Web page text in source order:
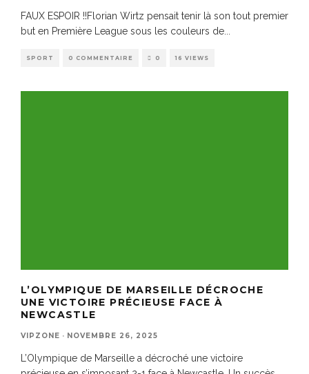
FAUX ESPOIR !!Florian Wirtz pensait tenir là son tout premier
but en Première League sous les couleurs de...
SPORT 0 COMMENTAIRE 0 16 VIEWS
L’OLYMPIQUE DE MARSEILLE DÉCROCHE
UNE VICTOIRE PRÉCIEUSE FACE À
NEWCASTLE
VIPZONE · NOVEMBRE 26, 2025
L’Olympique de Marseille a décroché une victoire